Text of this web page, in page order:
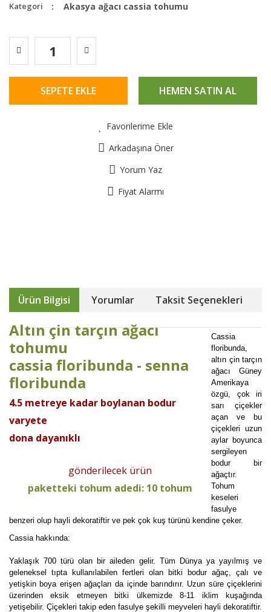
Kategori Akasya ağacı cassia tohumu
SEPETE EKLE HEMEN SATIN AL
Favorilerime Ekle
Arkadaşına Öner
Yorum Yaz
Fiyat Alarmı
Ürün Bilgisi Yorumlar Taksit Seçenekleri
Altın çin tarçın ağacı
tohumu
cassia floribunda - senna
floribunda
4.5 metreye kadar boylanan bodur
varyete
dona dayanıklı
gönderilecek ürün
paketteki tohum adedi: 10 tohum
Cassia
floribunda,
altın çin tarçın
ağacı Güney
Amerikaya
özgü, çok iri
sarı çiçekler
açan ve bu
çiçekleri uzun
aylar boyunca
sergileyen
bodur bir
ağaçtır.
Tohum
keseleri
fasulye
benzeri olup hayli dekoratiftir ve pek çok kuş türünü kendine çeker.
Cassia hakkında:
Yaklaşık 700 türü olan bir aileden gelir. Tüm Dünya ya yayılmış ve
geleneksel tıpta kullanılabilen fertleri olan bitki bodur ağaç, çalı ve
yetişkin boya erişen ağaçları da içinde barındırır. Uzun süre çiçeklerini
üzerinden eksik etmeyen bitki ülkemizde 8-11 iklim kuşağında
yetişebilir. Çiçekleri takip eden fasulye şekilli meyveleri hayli dekoratiftir.